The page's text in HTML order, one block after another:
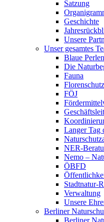
Satzung
Geschichte
Unsere
Unser gesamtes
Blaue Perlen
Die
Fauna
Florenschutz
FÖJ
Langer Tag
NER-
Nemo –
ÖBFD
Stadtnatur-
Verwaltung
Unsere
Berliner
Berliner